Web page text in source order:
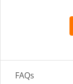
FAQs